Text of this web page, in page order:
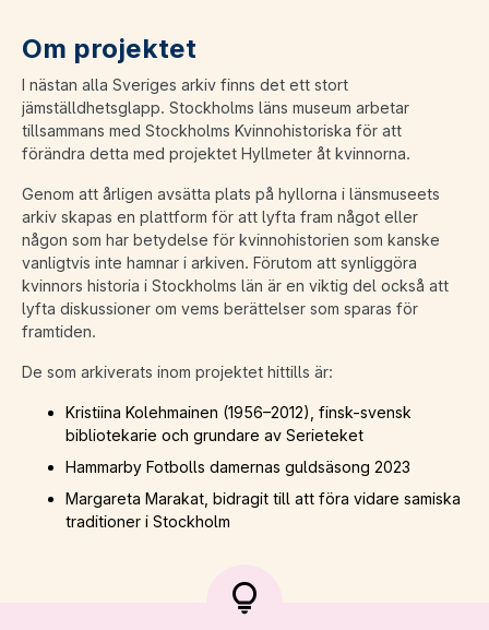
Om projektet
I nästan alla Sveriges arkiv finns det ett stort
jämställdhetsglapp. Stockholms läns museum arbetar
tillsammans med Stockholms Kvinnohistoriska för att
förändra detta med projektet Hyllmeter åt kvinnorna.
Genom att årligen avsätta plats på hyllorna i länsmuseets
arkiv skapas en plattform för att lyfta fram något eller
någon som har betydelse för kvinnohistorien som kanske
vanligtvis inte hamnar i arkiven. Förutom att synliggöra
kvinnors historia i Stockholms län är en viktig del också att
lyfta diskussioner om vems berättelser som sparas för
framtiden.
De som arkiverats inom projektet hittills är:
Kristiina Kolehmainen (1956–2012), finsk-svensk
bibliotekarie och grundare av Serieteket
Hammarby Fotbolls damernas guldsäsong 2023
Margareta Marakat, bidragit till att föra vidare samiska
traditioner i Stockholm